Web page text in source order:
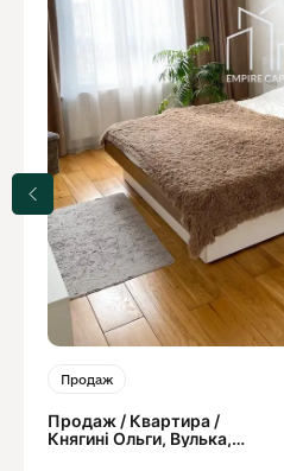
Продаж
Продаж / Квартира /
Княгині Ольги, Вулька,